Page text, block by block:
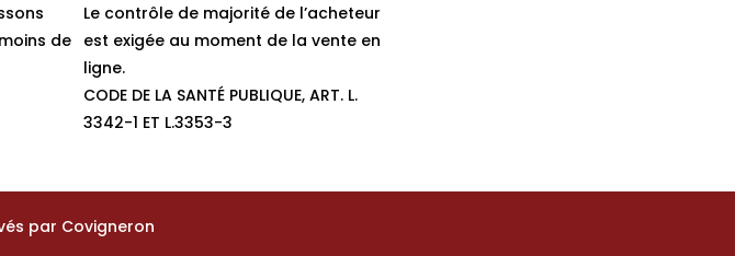
de
Le contrôle de majorité de l’acheteur
est exigée au moment de la vente en
ligne.
CODE DE LA SANTÉ PUBLIQUE, ART. L.
3342-1 ET L.3353-3
par Covigneron